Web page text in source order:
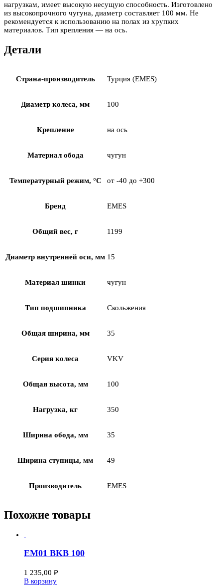
нагрузкам, имеет высокую несущую способность. Изготовлено
из высокопрочного чугуна, диаметр составляет 100 мм. Не
рекомендуется к использованию на полах из хрупких
материалов. Тип крепления — на ось.
Детали
Страна-производитель Турция (EMES)
Диаметр колеса, мм 100
Крепление на ось
Материал обода чугун
Температурный режим, °С от -40 до +300
Бренд EMES
Общий вес, г 1199
Диаметр внутренней оси, мм 15
Материал шинки чугун
Тип подшипника Скольжения
Общая ширина, мм 35
Серия колеса VKV
Общая высота, мм 100
Нагрузка, кг 350
Ширина обода, мм 35
Ширина ступицы, мм 49
Производитель EMES
Похожие товары
EM01 BKB 100
1 235,00 ₽
В корзину